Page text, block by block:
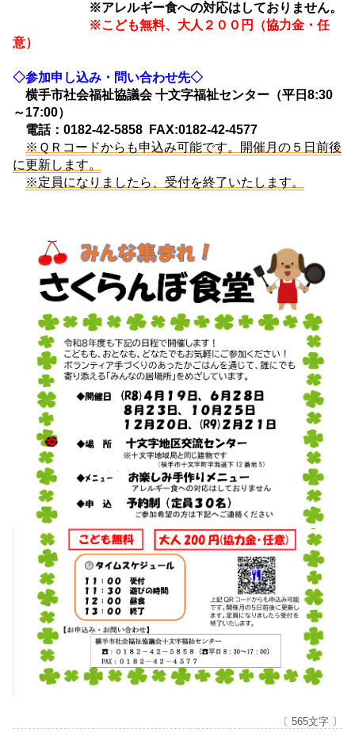
※アレルギー食への対応はしておりません。
※こども無料、大人２００円（協力金・任
意）
◇参加申し込み・問い合わせ先◇
横手市社会福祉協議会 十文字福祉センター（平日8:30
～17:00）
電話：0182-42-5858 FAX:0182-42-4577
※ＱＲコードからも申込み可能です。開催月の５日前後
に更新します。
※定員になりましたら、受付を終了いたします。
〔 565文字 〕